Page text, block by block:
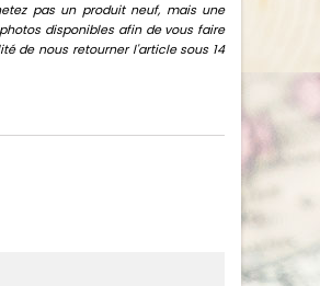
pas un produit neuf, mais une
disponibles afin de vous faire
de nous retourner l'article sous 14